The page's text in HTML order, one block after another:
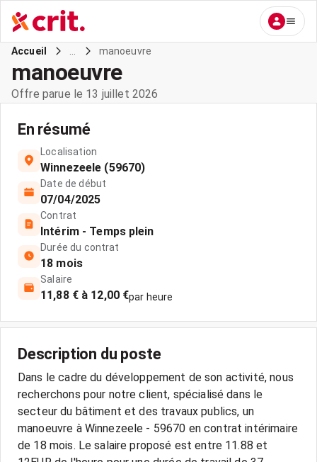
Accueil manoeuvre
manoeuvre
Offre parue le 13 juillet 2026
En résumé
Localisation
Winnezeele (59670)
Date de début
07/04/2025
Contrat
Intérim - Temps plein
Durée du contrat
18 mois
Salaire
11,88 € à 12,00 €par heure
Description du poste
Dans le cadre du développement de son activité, nous
recherchons pour notre client, spécialisé dans le
secteur du bâtiment et des travaux publics, un
manoeuvre à Winnezeele - 59670 en contrat intérimaire
de 18 mois. Le salaire proposé est entre 11.88 et